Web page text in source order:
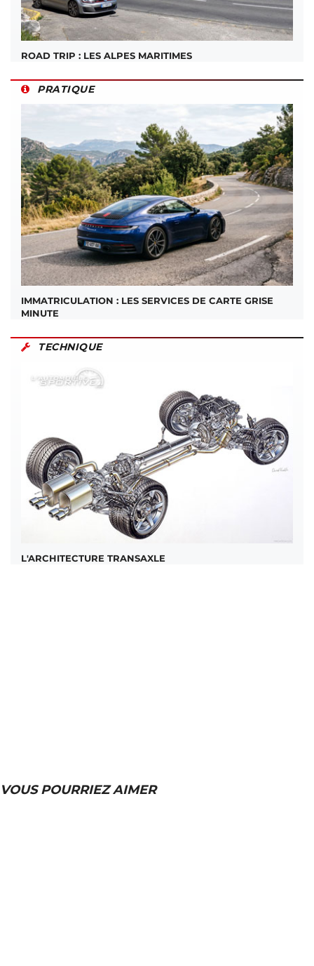
ROAD TRIP : LES ALPES MARITIMES
PRATIQUE
IMMATRICULATION : LES SERVICES DE CARTE GRISE
MINUTE
TECHNIQUE
L'ARCHITECTURE TRANSAXLE
VOUS POURRIEZ AIMER